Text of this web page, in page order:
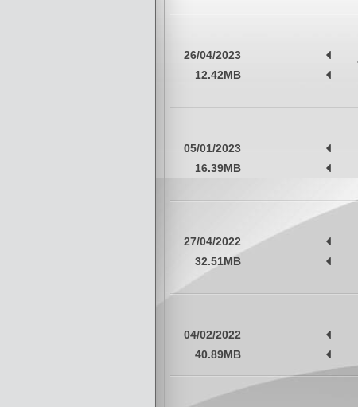
26/04/2023
12.42MB
05/01/2023
16.39MB
27/04/2022
32.51MB
04/02/2022
40.89MB